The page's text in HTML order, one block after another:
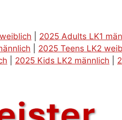
2025 Adults LK1
2025 Teens LK2
2025 Kids LK2 männlich